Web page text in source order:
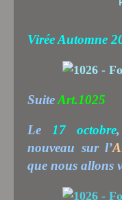
Virée Automne
SuiteArt.1025
Le 17 octobre
nouveau sur l’
que nous allons